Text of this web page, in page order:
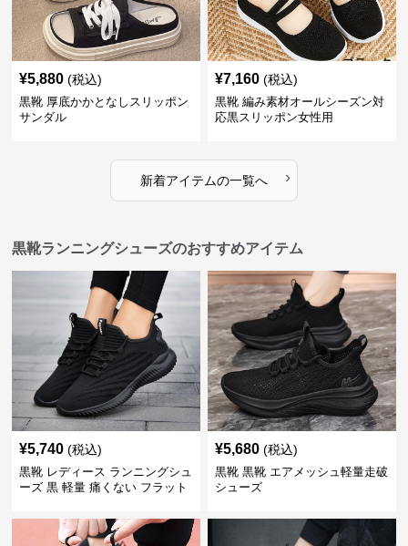
¥5,880 (税込)
黒靴 厚底かかとなしスリッポン
サンダル
¥7,160 (税込)
黒靴 編み素材オールシーズン対
応黒スリッポン女性用
新着アイテムの一覧へ ›
黒靴ランニングシューズのおすすめアイテム
¥5,740 (税込)
黒靴 レディース ランニングシュ
ーズ 黒 軽量 痛くない フラット
¥5,680 (税込)
黒靴 黒靴 エアメッシュ軽量走破
シューズ